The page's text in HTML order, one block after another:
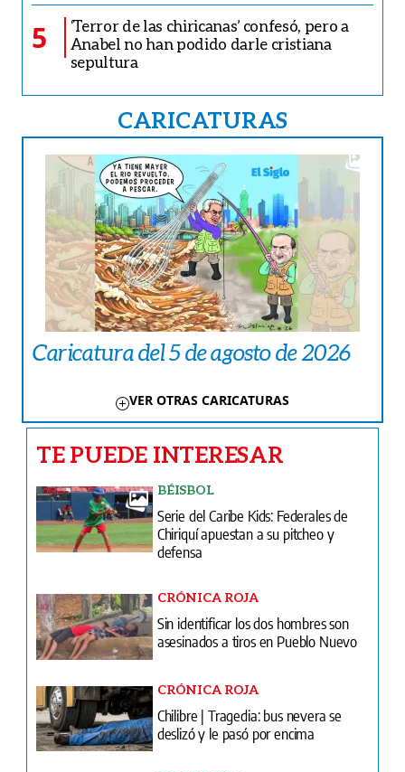
5
‘Terror de las chiricanas’ confesó, pero a
Anabel no han podido darle cristiana
sepultura
CARICATURAS
Caricatura del 5 de agosto de 2026
VER OTRAS CARICATURAS
TE PUEDE INTERESAR
BÉISBOL
Serie del Caribe Kids: Federales de
Chiriquí apuestan a su pitcheo y
defensa
CRÓNICA ROJA
Sin identificar los dos hombres son
asesinados a tiros en Pueblo Nuevo
CRÓNICA ROJA
Chilibre | Tragedia: bus nevera se
deslizó y le pasó por encima